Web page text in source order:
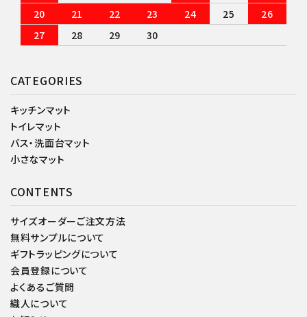
CATEGORIES
キッチンマット
トイレマット
バス・洗面台マット
小さなマット
CONTENTS
サイズオーダーご注文方法
無料サンプルについて
ギフトラッピングについて
会員登録について
よくあるご質問
織人について
20
21 22 23 24 25
26
27
28 29 30